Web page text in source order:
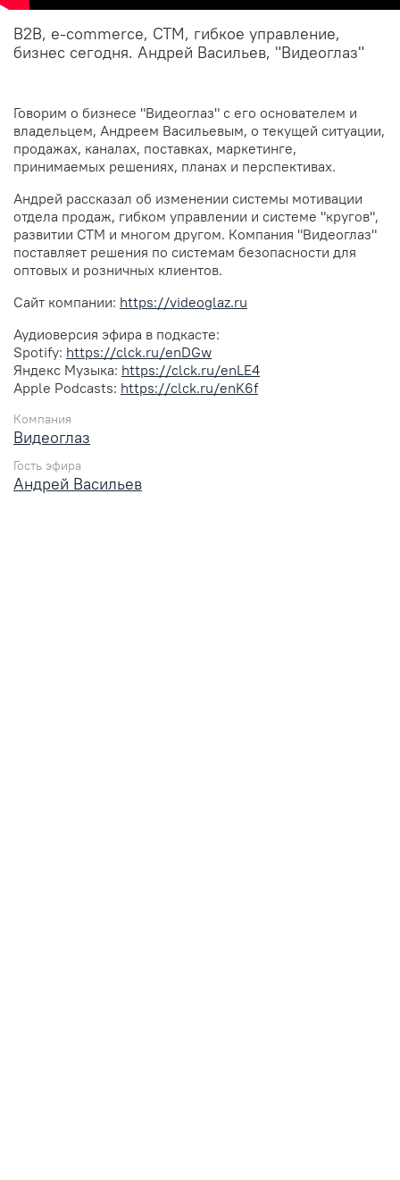
B2B, e-commerce, СТМ, гибкое управление,
бизнес сегодня. Андрей Васильев, "Видеоглаз"
Говорим о бизнесе "Видеоглаз" с его основателем и
владельцем, Андреем Васильевым, о текущей ситуации,
продажах, каналах, поставках, маркетинге,
принимаемых решениях, планах и перспективах.
Андрей рассказал об изменении системы мотивации
отдела продаж, гибком управлении и системе "кругов",
развитии СТМ и многом другом. Компания "Видеоглаз"
поставляет решения по системам безопасности для
оптовых и розничных клиентов.
Сайт компании: https://videoglaz.ru
Аудиоверсия эфира в подкасте:
Spotify: https://clck.ru/enDGw
Яндекс Музыка: https://clck.ru/enLE4
Apple Podcasts: https://clck.ru/enK6f
Компания
Видеоглаз
Гость эфира
Андрей Васильев